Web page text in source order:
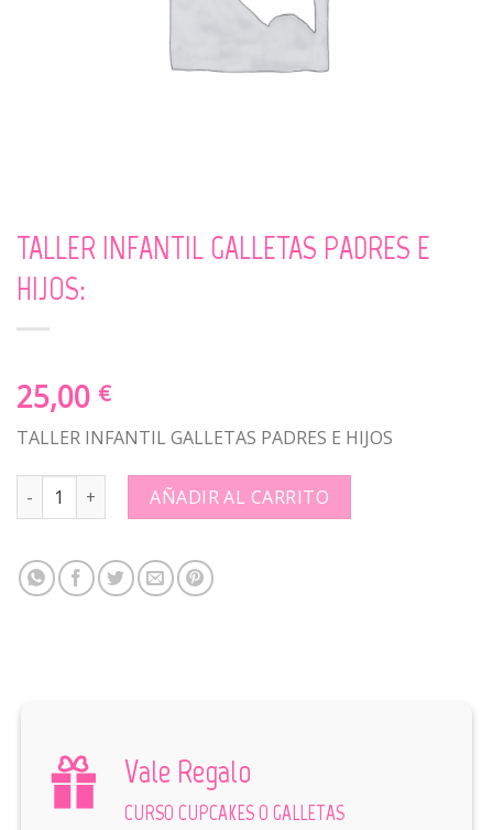
TALLER INFANTIL GALLETAS PADRES E
HIJOS:
25,00 €
TALLER INFANTIL GALLETAS PADRES E HIJOS
TALLER INFANTIL GALLETAS PADRES E HIJOS: quantity
AÑADIR AL CARRITO
Vale Regalo
CURSO CUPCAKES O GALLETAS